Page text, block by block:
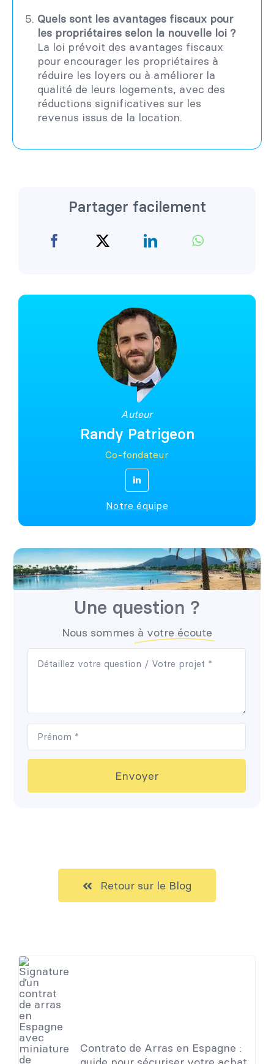
Quels sont les avantages fiscaux pour
les propriétaires selon la nouvelle loi ?
La loi prévoit des avantages fiscaux
pour encourager les propriétaires à
réduire les loyers ou à améliorer la
qualité de leurs logements, avec des
réductions significatives sur les
revenus issus de la location.
Partager facilement
Auteur
Randy Patrigeon
Co-fondateur
Notre équipe
Une question ?
Nous sommes à votre écoute
Envoyer
Retour sur le Blog
Contrato de Arras en Espagne :